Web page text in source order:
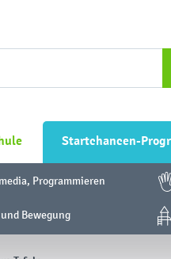
Startchancen-
Programmieren
Bewegung